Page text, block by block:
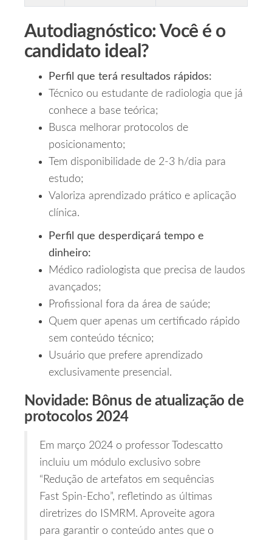
Autodiagnóstico: Você é o
candidato ideal?
Perfil que terá resultados rápidos:
Técnico ou estudante de radiologia que já
conhece a base teórica;
Busca melhorar protocolos de
posicionamento;
Tem disponibilidade de 2‑3 h/dia para
estudo;
Valoriza aprendizado prático e aplicação
clínica.
Perfil que desperdiçará tempo e
dinheiro:
Médico radiologista que precisa de laudos
avançados;
Profissional fora da área de saúde;
Quem quer apenas um certificado rápido
sem conteúdo técnico;
Usuário que prefere aprendizado
exclusivamente presencial.
Novidade: Bônus de atualização de
protocolos 2024
Em março 2024 o professor Todescatto
incluiu um módulo exclusivo sobre
“Redução de artefatos em sequências
Fast Spin‑Echo”, refletindo as últimas
diretrizes do ISMRM. Aproveite agora
para garantir o conteúdo antes que o